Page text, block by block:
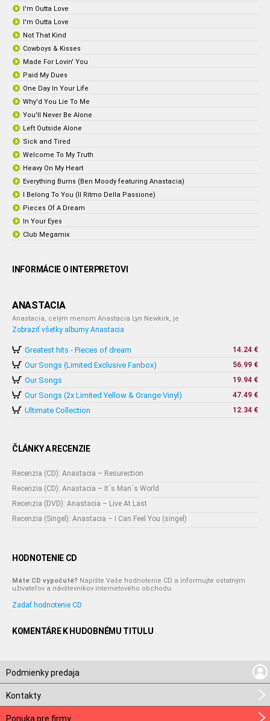
I'm Outta Love
I'm Outta Love
Not That Kind
Cowboys & Kisses
Made For Lovin' You
Paid My Dues
One Day In Your Life
Why'd You Lie To Me
You'll Never Be Alone
Left Outside Alone
Sick and Tired
Welcome To My Truth
Heavy On My Heart
Everything Burns (Ben Moody featuring Anastacia)
I Belong To You (Il Ritmo Della Passione)
Pieces Of A Dream
In Your Eyes
Club Megamix
INFORMÁCIE O INTERPRETOVI
ANASTACIA
Anastacia, celým menom Anastacia Lyn Newkirk, je
Zobraziť všetky albumy Anastacia
Greatest hits - Pieces of dream 14.24 €
Our Songs (Limited Exclusive Fanbox) 56.99 €
Our Songs 19.94 €
Our Songs (2x Limited Yellow & Orange Vinyl) 47.49 €
Ultimate Collection 12.34 €
ČLÁNKY A RECENZIE
Recenzia (CD): Anastacia – Resurection
Recenzia (CD): Anastacia – It´s Man´s World
Recenzia (DVD): Anastacia – Live At Last
Recenzia (Singel): Anastacia – I Can Feel You (singel)
HODNOTENIE CD
Máte CD vypočuté? Napíšte Vaše hodnotenie CD a informujte ostatným
užívateľov a návštevníkov internetového obchodu.
Zadať hodnotenie CD
KOMENTÁRE K HUDOBNÉMU TITULU
Podmienky predaja
Kontakty
Ponuka pre firmy